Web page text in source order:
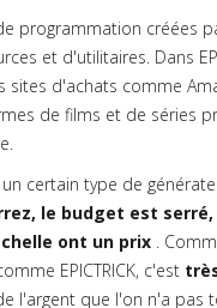
programmation créées
et d'utilitaires. Dans
sites d'achats comme
de films et de séries
certain type de
le budget est
ont un prix .
EPICTRICK, c'est
l'argent que l'on n'a pas